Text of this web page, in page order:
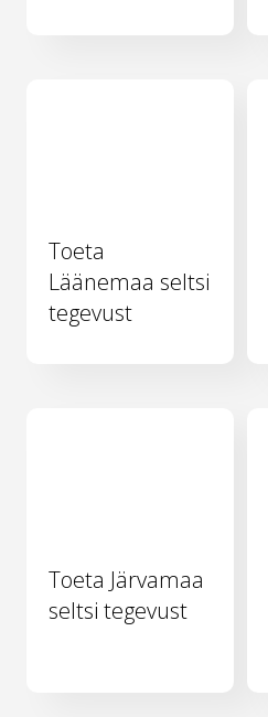
Toeta
Läänemaa seltsi
tegevust
Toeta Järvamaa
seltsi tegevust